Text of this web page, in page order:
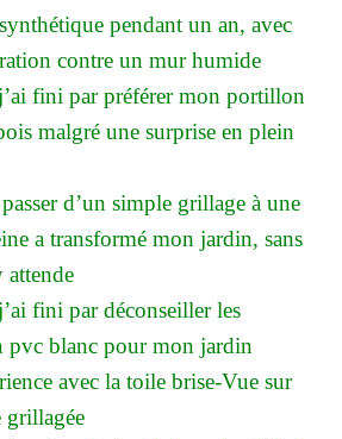
pendant un an, avec
contre un mur humide
fini par préférer mon portillon
malgré une surprise en plein
d’un simple grillage à une
a transformé mon jardin, sans
attende
fini par déconseiller les
pvc blanc pour mon jardin
avec la toile brise-Vue sur
grillagée